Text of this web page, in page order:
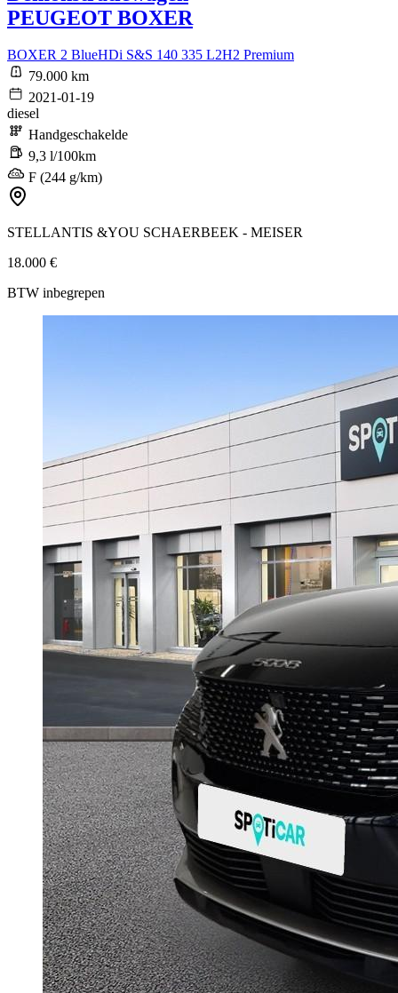
PEUGEOT BOXER
BOXER 2 BlueHDi S&S 140 335 L2H2 Premium
79.000 km
2021-01-19
diesel
Handgeschakelde
9,3 l/100km
F (244 g/km)
STELLANTIS &YOU SCHAERBEEK - MEISER
18.000 €
BTW inbegrepen